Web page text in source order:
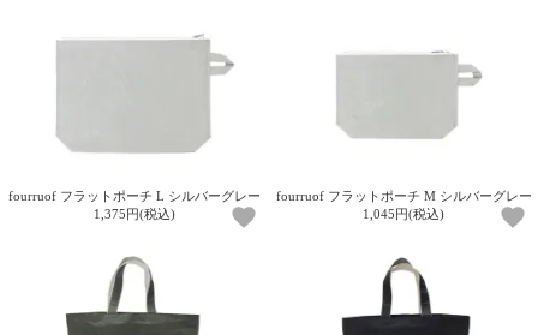
fourruof フラットポーチ L シルバーグレー
1,375円(税込)
fourruof フラットポーチ M シルバーグレー
1,045円(税込)